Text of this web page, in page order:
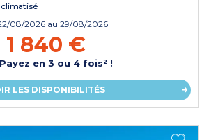
08/2026 au 29/08/2026
1 840 €
en 3 ou 4 fois² !
LES DISPONIBILITÉS